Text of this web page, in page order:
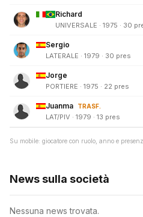
Richard
UNIVERSALE · 1975 · 30
Sergio
LATERALE · 1979 · 30 pres
Jorge
PORTIERE · 1975 · 22 pres
Juanma TRASF.
LAT/PIV · 1979 · 13 pres
Su mobile: giocatore con ruolo, anno e
News sulla società
Nessuna news trovata.